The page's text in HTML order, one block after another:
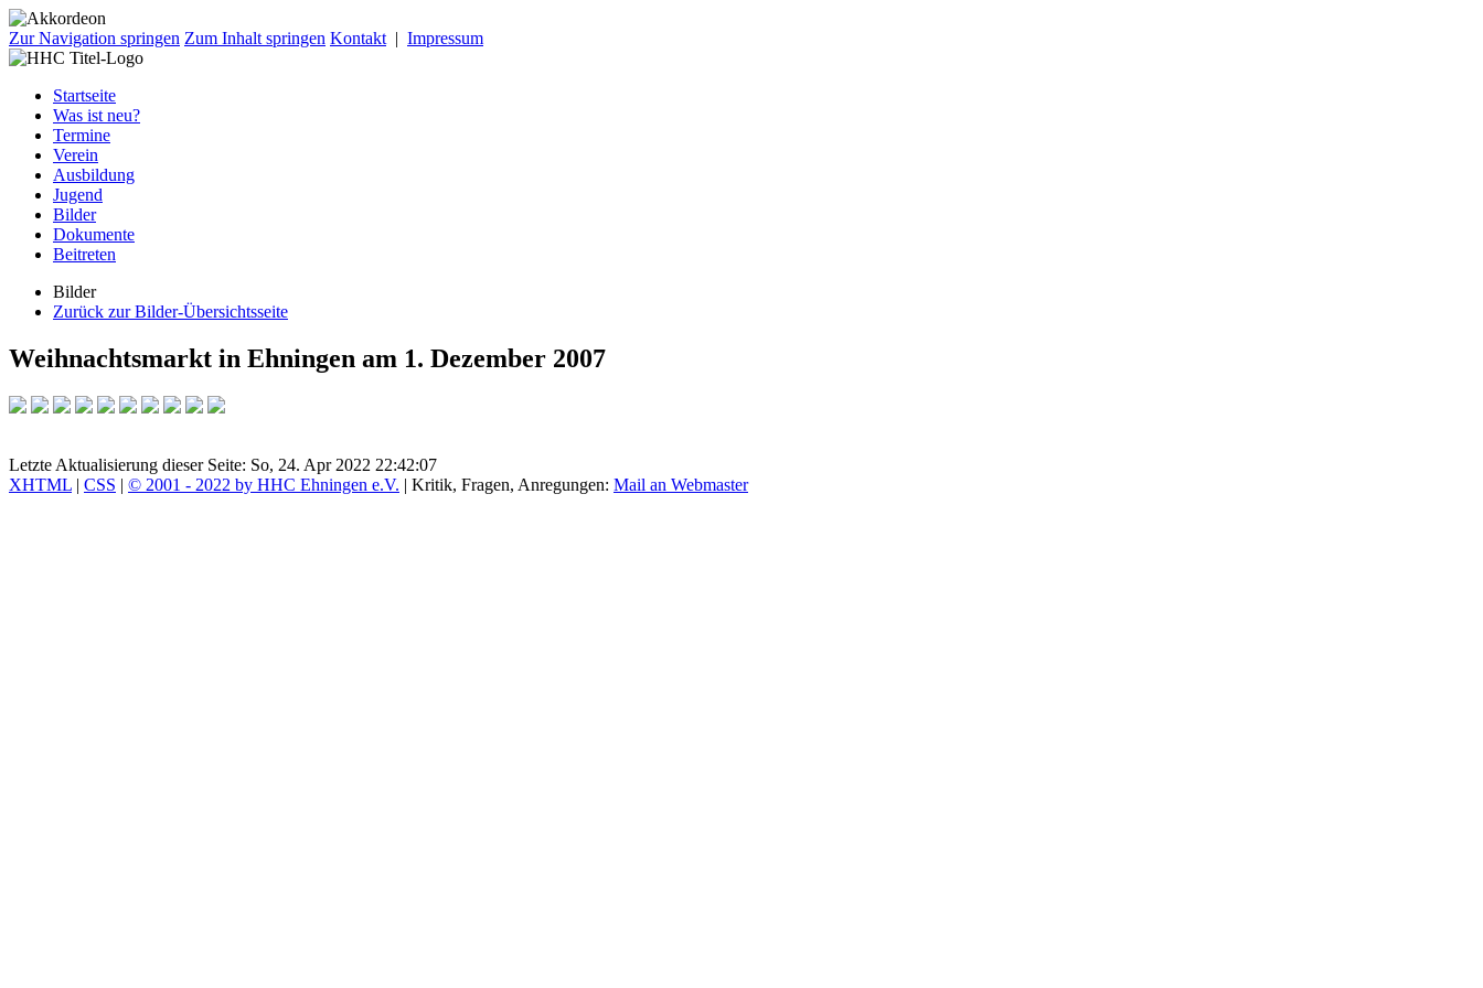
Zur Navigation springen Zum Inhalt springen Kontakt | Impressum
Startseite
Was ist neu?
Termine
Verein
Ausbildung
Jugend
Bilder
Dokumente
Beitreten
Bilder
Zurück zur Bilder-Übersichtsseite
Weihnachtsmarkt in Ehningen am 1. Dezember 2007
Letzte Aktualisierung dieser Seite: So, 24. Apr 2022 22:42:07
XHTML | CSS | © 2001 - 2022 by HHC Ehningen e.V. | Kritik, Fragen, Anregungen: Mail an Webmaster